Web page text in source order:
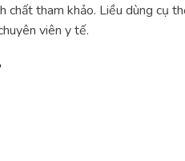
chất tham khảo. Liều dùng cụ
viên y tế.